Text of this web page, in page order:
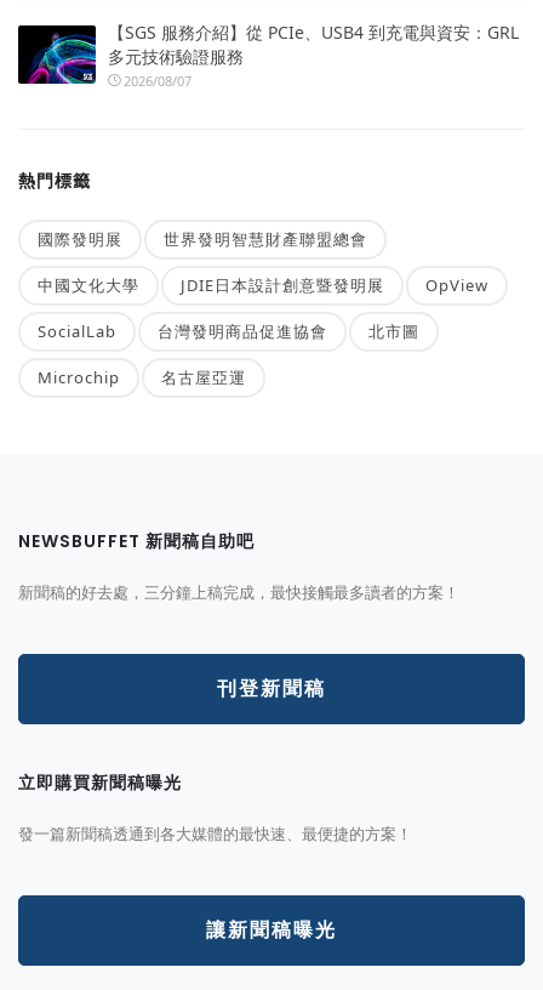
【SGS 服務介紹】從 PCIe、USB4 到充電與資安：GRL
多元技術驗證服務
2026/08/07
熱門標籤
國際發明展 世界發明智慧財產聯盟總會
中國文化大學 JDIE日本設計創意暨發明展 OpView
SocialLab 台灣發明商品促進協會 北市圖
Microchip 名古屋亞運
NEWSBUFFET 新聞稿自助吧
新聞稿的好去處，三分鐘上稿完成，最快接觸最多讀者的方案！
刊登新聞稿
立即購買新聞稿曝光
發一篇新聞稿透通到各大媒體的最快速、最便捷的方案！
讓新聞稿曝光